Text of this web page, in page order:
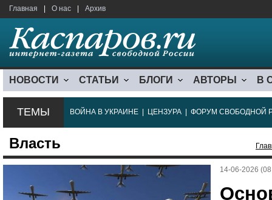
Главная О нас Архив
НОВОСТИ СТАТЬИ БЛОГИ АВТОРЫ В
ТЕМЫ ВОЙНА В УКРАИНЕ ЦЕНЗУРА ФОРУМ СВОБОДНОЙ
Власть
14-06-2026